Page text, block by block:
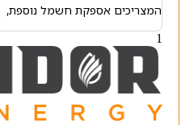
המצריכים אספקת חשמל נוספת,